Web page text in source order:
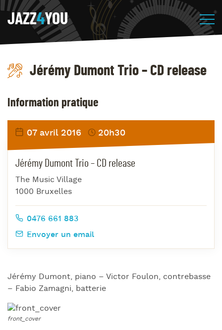
JAZZ4YOU
Jérémy Dumont Trio – CD release
Jérémy Dumont, piano – Victor Foulon, contrebasse
– Fabio Zamagni, batterie
Information pratique
07 avril 2016 20h30
Jérémy Dumont Trio – CD release
The Music Village
1000 Bruxelles
0476 661 883
Envoyer un email